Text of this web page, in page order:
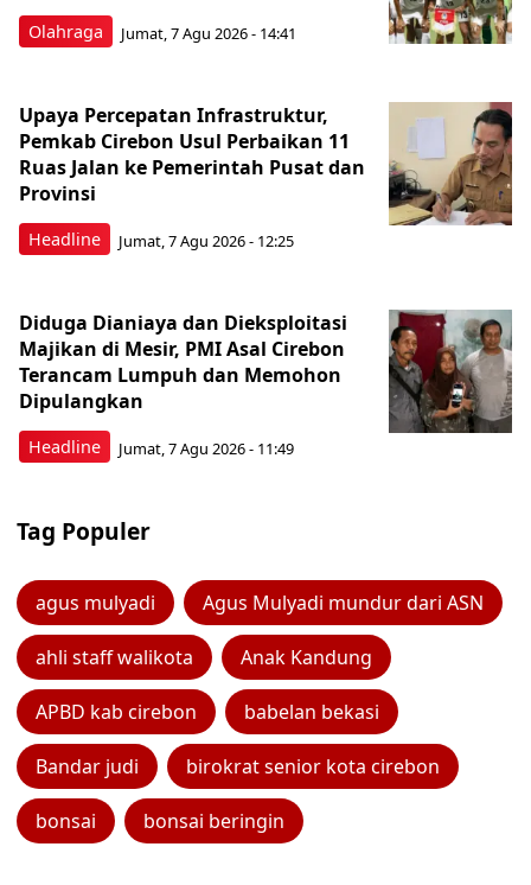
Olahraga Jumat, 7 Agu 2026 - 14:41
Headline
Upaya Percepatan Infrastruktur,
Pemkab Cirebon Usul Perbaikan 11
Ruas Jalan ke Pemerintah Pusat dan
Provinsi
Jumat, 7 Agu 2026 - 12:25
Headline
Diduga Dianiaya dan Dieksploitasi
Majikan di Mesir, PMI Asal Cirebon
Terancam Lumpuh dan Memohon
Dipulangkan
Jumat, 7 Agu 2026 - 11:49
Tag Populer
agus mulyadi Agus Mulyadi mundur dari ASN
ahli staff walikota Anak Kandung
APBD kab cirebon babelan bekasi
Bandar judi birokrat senior kota cirebon
bonsai bonsai beringin